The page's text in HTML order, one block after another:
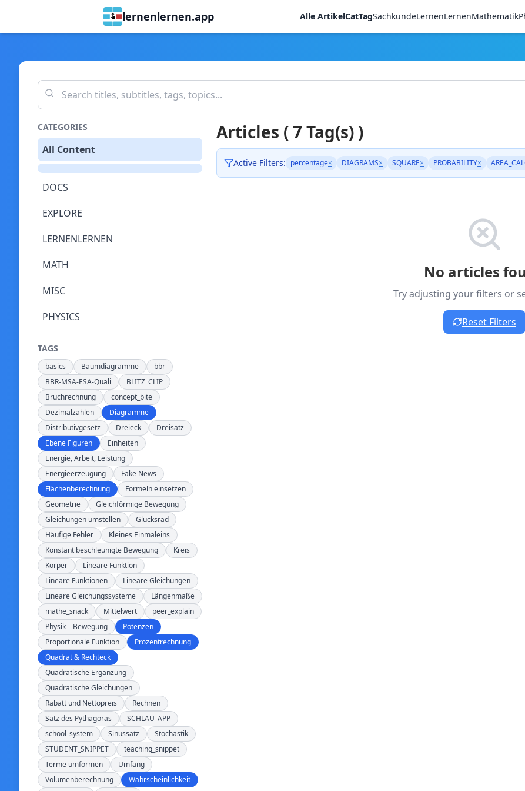
lernenlernen.app Alle ArtikelCatTagSachkundeLernenLernenMathematik
CATEGORIES
All Content
DOCS
EXPLORE
LERNENLERNEN
MATH
MISC
PHYSICS
TAGS
basics Baumdiagramme
bbr
BBR-MSA-ESA-Quali
BLITZ_CLIP
Bruchrechnung
concept_bite
Dezimalzahlen
Diagramme
Distributivgesetz
Dreieck
Dreisatz
Ebene Figuren
Einheiten
Energie, Arbeit, Leistung
Energieerzeugung
Fake News
Flächenberechnung
Formeln einsetzen
Geometrie
Gleichförmige Bewegung
Gleichungen umstellen
Glücksrad
Häufige Fehler
Kleines Einmaleins
Konstant beschleunigte Bewegung
Kreis
Körper
Lineare Funktion
Lineare Funktionen
Lineare Gleichungen
Lineare Gleichungssysteme
Längenmaße
mathe_snack
Mittelwert
peer_explain
Physik – Bewegung
Potenzen
Proportionale Funktion
Prozentrechnung
Quadrat & Rechteck
Quadratische Ergänzung
Quadratische Gleichungen
Rabatt und Nettopreis
Rechnen
Satz des Pythagoras
SCHLAU_APP
school_system
Sinussatz
Stochastik
STUDENT_SNIPPET
teaching_snippet
Terme umformen
Umfang
Volumenberechnung
Wahrscheinlichkeit
Articles ( 7 Tag(s) )
Active Filters: percentage× DIAGRAMS× SQUARE× PROBABILITY×
No articles
Try adjusting your filters or
Reset Filters